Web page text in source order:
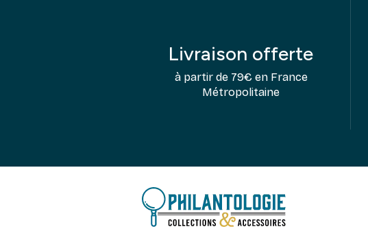
Livraison offerte
à partir de 79€ en France
Métropolitaine